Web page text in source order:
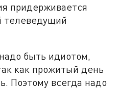
придерживается
телеведущий
быть идиотом,
как прожитый день
Поэтому всегда надо